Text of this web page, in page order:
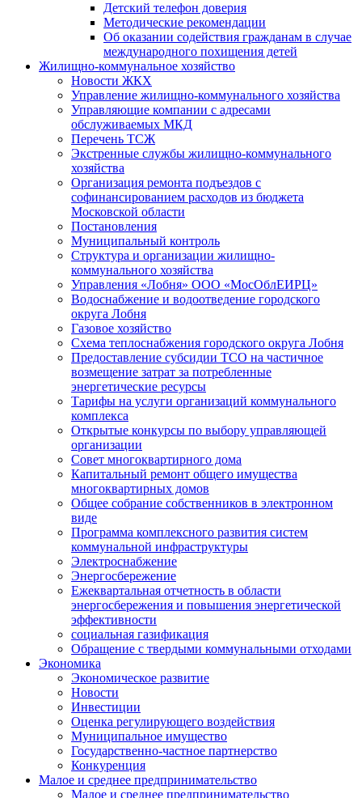
Детский телефон доверия
Методические рекомендации
Об оказании содействия гражданам в случае
международного похищения детей
Жилищно-коммунальное хозяйство
Новости ЖКХ
Управление жилищно-коммунального хозяйства
Управляющие компании с адресами
обслуживаемых МКД
Перечень ТСЖ
Экстренные службы жилищно-коммунального
хозяйства
Организация ремонта подъездов с
софинансированием расходов из бюджета
Московской области
Постановления
Муниципальный контроль
Структура и организации жилищно-
коммунального хозяйства
Управления «Лобня» ООО «МосОблЕИРЦ»
Водоснабжение и водоотведение городского
округа Лобня
Газовое хозяйство
Схема теплоснабжения городского округа Лобня
Предоставление субсидии ТСО на частичное
возмещение затрат за потребленные
энергетические ресурсы
Тарифы на услуги организаций коммунального
комплекса
Открытые конкурсы по выбору управляющей
организации
Совет многоквартирного дома
Капитальный ремонт общего имущества
многоквартирных домов
Общее собрание собственников в электронном
виде
Программа комплексного развития систем
коммунальной инфраструктуры
Электроснабжение
Энергосбережение
Ежеквартальная отчетность в области
энергосбережения и повышения энергетической
эффективности
социальная газификация
Обращение с твердыми коммунальными отходами
Экономика
Экономическое развитие
Новости
Инвестиции
Оценка регулирующего воздействия
Муниципальное имущество
Государственно-частное партнерство
Конкуренция
Малое и среднее предпринимательство
Малое и среднее предпринимательство